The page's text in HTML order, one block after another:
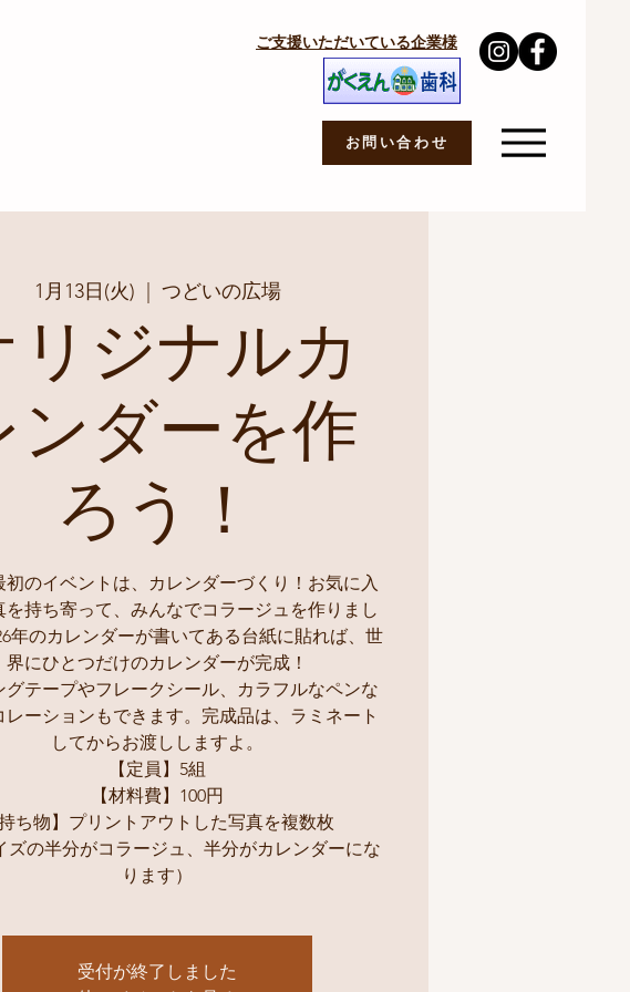
ご支援いただいている企業様
お問い合わせ
1月13日(火) つどいの広場
リジナルカ
ンダーを作
ろう！
初のイベントは、カレンダーづくり！お気に入
を持ち寄って、みんなでコラージュを作りまし
年のカレンダーが書いてある台紙に貼れば、世
界にひとつだけのカレンダーが完成！
グテープやフレークシール、カラフルなペンな
レーションもできます。完成品は、ラミネート
してからお渡ししますよ。
【定員】5組
【材料費】100円
持ち物】プリントアウトした写真を複数枚
ズの半分がコラージュ、半分がカレンダーにな
ります）
受付が終了しました